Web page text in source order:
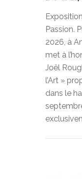
Passion.
2026, à
met à
Joël
l’Art »
dans le